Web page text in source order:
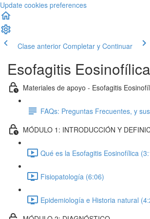
Update cookies preferences
Clase anterior Completar y Continuar
Esofagitis
Materiales de apoyo - Esofagitis
FAQs: Preguntas Frecuentes, y
MÓDULO 1: INTRODUCCIÓN Y
Qué es la Esofagitis Eosinofílica
Fisiopatología (6:06)
Epidemiología e Historia natural